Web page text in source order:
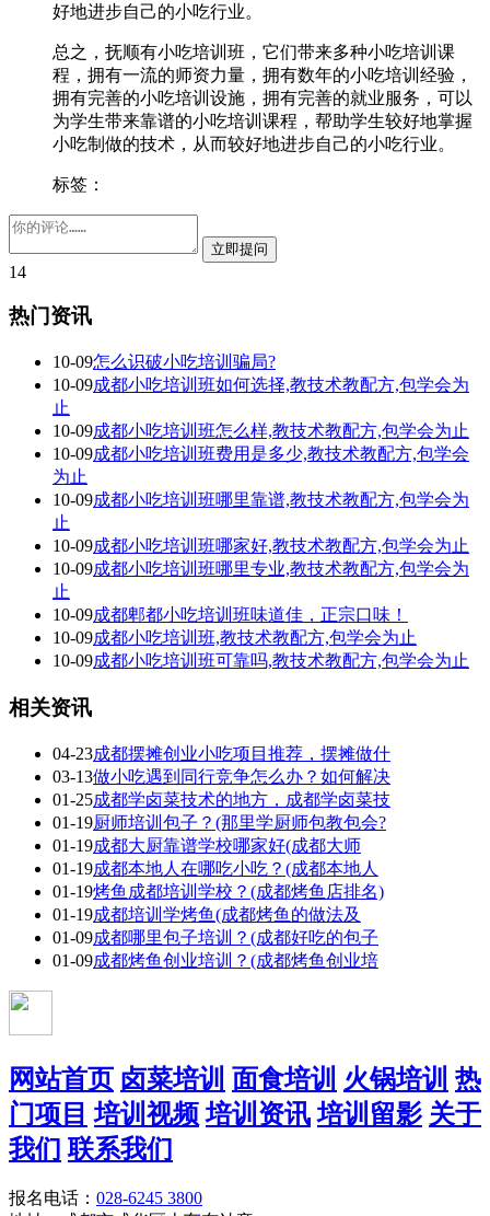
好地进步自己的小吃行业。
总之，抚顺有小吃培训班，它们带来多种小吃培训课
程，拥有一流的师资力量，拥有数年的小吃培训经验，
拥有完善的小吃培训设施，拥有完善的就业服务，可以
为学生带来靠谱的小吃培训课程，帮助学生较好地掌握
小吃制做的技术，从而较好地进步自己的小吃行业。
标签：
14
热门资讯
10-09怎么识破小吃培训骗局?
10-09成都小吃培训班如何选择,教技术教配方,包学会为
止
10-09成都小吃培训班怎么样,教技术教配方,包学会为止
10-09成都小吃培训班费用是多少,教技术教配方,包学会
为止
10-09成都小吃培训班哪里靠谱,教技术教配方,包学会为
止
10-09成都小吃培训班哪家好,教技术教配方,包学会为止
10-09成都小吃培训班哪里专业,教技术教配方,包学会为
止
10-09成都郫都小吃培训班味道佳，正宗口味！
10-09成都小吃培训班,教技术教配方,包学会为止
10-09成都小吃培训班可靠吗,教技术教配方,包学会为止
相关资讯
04-23成都摆摊创业小吃项目推荐，摆摊做什
03-13做小吃遇到同行竞争怎么办？如何解决
01-25成都学卤菜技术的地方，成都学卤菜技
01-19厨师培训包子？(那里学厨师包教包会?
01-19成都大厨靠谱学校哪家好(成都大师
01-19成都本地人在哪吃小吃？(成都本地人
01-19烤鱼成都培训学校？(成都烤鱼店排名)
01-19成都培训学烤鱼(成都烤鱼的做法及
01-09成都哪里包子培训？(成都好吃的包子
01-09成都烤鱼创业培训？(成都烤鱼创业培
网站首页 卤菜培训 面食培训 火锅培训 热
门项目 培训视频 培训资讯 培训留影 关于
我们 联系我们
报名电话： 028-6245 3800